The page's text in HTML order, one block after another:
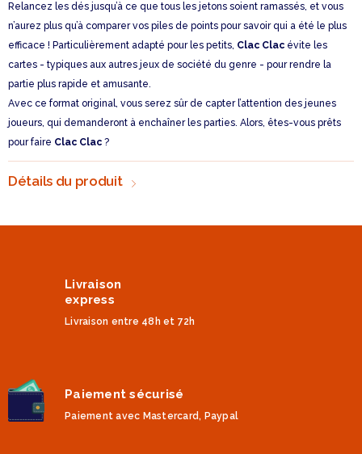
Relancez les dés jusqu’à ce que tous les jetons soient ramassés, et vous
n’aurez plus qu’à comparer vos piles de points pour savoir qui a été le plus
efficace ! Particulièrement adapté pour les petits, Clac Clac évite les
cartes - typiques aux autres jeux de société du genre - pour rendre la
partie plus rapide et amusante.
Avec ce format original, vous serez sûr de capter l’attention des jeunes
joueurs, qui demanderont à enchaîner les parties. Alors, êtes-vous prêts
pour faire Clac Clac ?
Détails du produit
Livraison
express
Livraison entre 48h et 72h
Paiement sécurisé
Paiement avec Mastercard, Paypal